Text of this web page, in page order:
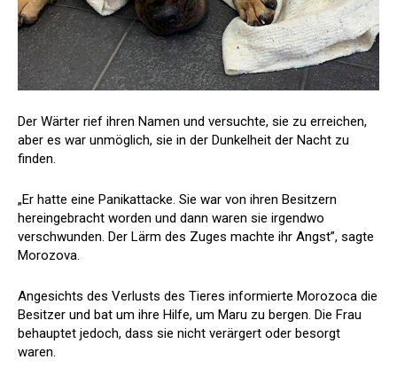
Der Wärter rief ihren Namen und versuchte, sie zu erreichen,
aber es war unmöglich, sie in der Dunkelheit der Nacht zu
finden.
„Er hatte eine Panikattacke. Sie war von ihren Besitzern
hereingebracht worden und dann waren sie irgendwo
verschwunden. Der Lärm des Zuges machte ihr Angst”, sagte
Morozova.
Angesichts des Verlusts des Tieres informierte Morozoca die
Besitzer und bat um ihre Hilfe, um Maru zu bergen. Die Frau
behauptet jedoch, dass sie nicht verärgert oder besorgt
waren.